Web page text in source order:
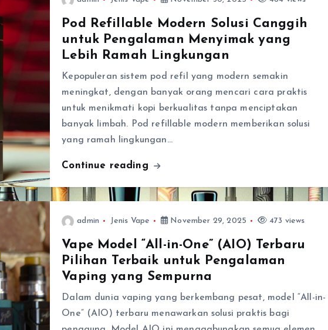
Pod Refillable Modern Solusi Canggih
untuk Pengalaman Menyimak yang
Lebih Ramah Lingkungan
Kepopuleran sistem pod refil yang modern semakin
meningkat, dengan banyak orang mencari cara praktis
untuk menikmati kopi berkualitas tanpa menciptakan
banyak limbah. Pod refillable modern memberikan solusi
yang ramah lingkungan…
Continue reading
admin Jenis Vape November 29, 2025 473 views
Vape Model “All-in-One” (AIO) Terbaru
Pilihan Terbaik untuk Pengalaman
Vaping yang Sempurna
Dalam dunia vaping yang berkembang pesat, model “All-in-
One” (AIO) terbaru menawarkan solusi praktis bagi